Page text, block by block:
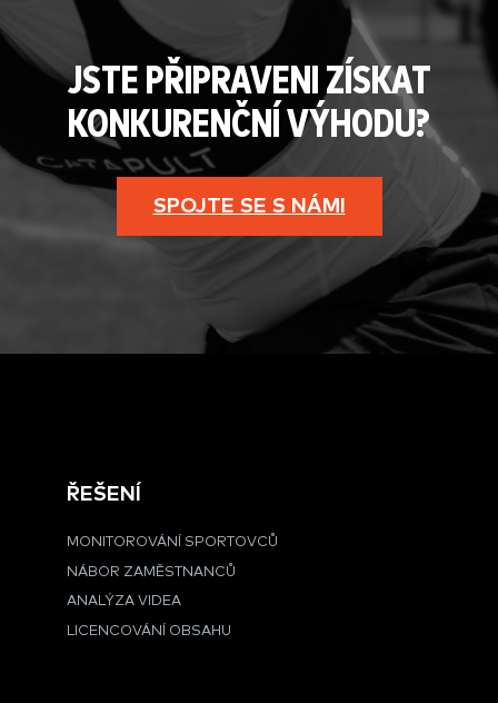
JSTE PŘIPRAVENI ZÍSKAT
KONKURENČNÍ VÝHODU?
SPOJTE SE S NÁMI
ŘEŠENÍ
MONITOROVÁNÍ SPORTOVCŮ
NÁBOR ZAMĚSTNANCŮ
ANALÝZA VIDEA
LICENCOVÁNÍ OBSAHU